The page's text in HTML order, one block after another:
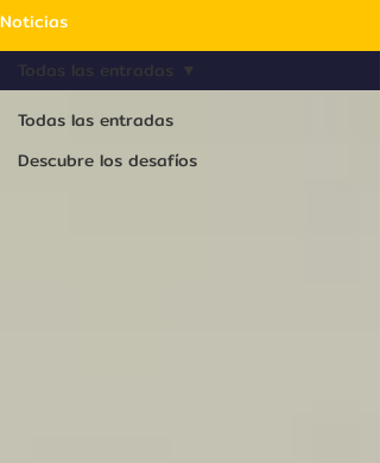
Noticias
Todas las entradas
Descubre los desafíos